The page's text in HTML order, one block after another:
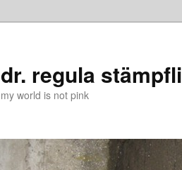
dr. regula stämpfli
my world is not pink